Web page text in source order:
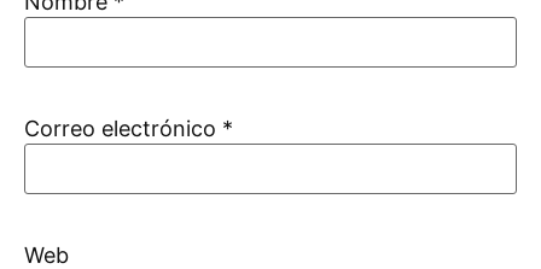
Correo electrónico *
Web